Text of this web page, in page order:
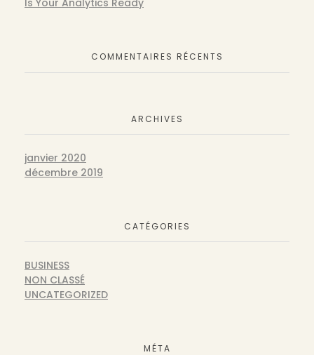
Is Your Analytics Ready
COMMENTAIRES RÉCENTS
ARCHIVES
janvier 2020
décembre 2019
CATÉGORIES
BUSINESS
NON CLASSÉ
UNCATEGORIZED
MÉTA